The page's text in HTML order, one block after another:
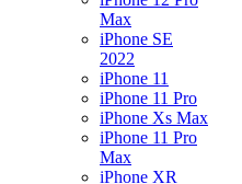
Max
iPhone SE
2022
iPhone 11
iPhone 11 Pro
iPhone Xs Max
iPhone 11 Pro
Max
iPhone XR